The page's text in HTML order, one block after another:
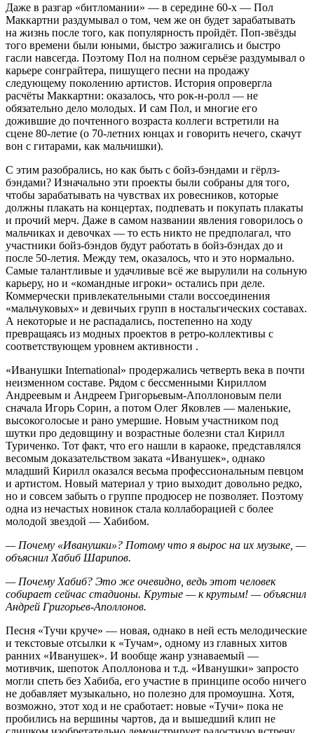
Даже в разгар «битломании» — в середине 60-х — Пол
Маккартни раздумывал о том, чем же он будет зарабатывать
на жизнь после того, как популярность пройдёт. Поп-звёзды
того времени были юными, быстро зажигались и быстро
гасли навсегда. Поэтому Пол на полном серьёзе раздумывал о
карьере сонграйтера, пишущего песни на продажу
следующему поколению артистов. История опровергла
расчёты Маккартни: оказалось, что рок-н-ролл — не
обязательно дело молодых. И сам Пол, и многие его
дожившие до почтенного возраста коллеги встретили на
сцене 80-летие (о 70-летних юнцах и говорить нечего, скачут
вон с гитарами, как мальчишки).
С этим разобрались, но как быть с бойз-бэндами и гёрлз-
бэндами? Изначально эти проекты были собраны для того,
чтобы зарабатывать на чувствах их ровесников, которые
должны плакать на концертах, подпевать и покупать плакаты
и прочий мерч. Даже в самом названии явления говорилось о
мальчиках и девочках — то есть никто не предполагал, что
участники бойз-бэндов будут работать в бойз-бэндах до и
после 50-летия. Между тем, оказалось, что и это нормально.
Самые талантливые и удачливые всё же вырулили на сольную
карьеру, но и «командные игроки» остались при деле.
Коммерчески привлекательными стали воссоединения
«мальчуковых» и девичьих групп в ностальгических составах.
А некоторые и не распадались, постепенно на ходу
превращаясь из модных проектов в ретро-коллективы с
соответствующем уровнем активности .
«Иванушки International» продержались четверть века в почти
неизменном составе. Рядом с бессменными Кириллом
Андреевым и Андреем Григорьевым-Аполлоновым пели
сначала Игорь Сорин, а потом Олег Яковлев — маленькие,
высокоголосые и рано умершие. Новым участником под
шутки про дедовщину и возрастные болезни стал Кирилл
Туриченко. Тот факт, что его нашли в караоке, представлялся
весомым доказательством заката «Иванушек», однако
младший Кирилл оказался весьма профессиональным певцом
и артистом. Новый материал у трио выходит довольно редко,
но и совсем забыть о группе продюсер не позволяет. Поэтому
одна из нечастых новинок стала коллаборацией с более
молодой звездой — Хабибом.
— Почему «Иванушки»? Потому что я вырос на их музыке, —
объяснил Хабиб Шарипов.
— Почему Хабиб? Это же очевидно, ведь этот человек
собирает сейчас стадионы. Крутые — к крутым! — объяснил
Андрей Григорьев-Аполлонов.
Песня «Тучи круче» — новая, однако в ней есть мелодические
и текстовые отсылки к «Тучам», одному из главных хитов
ранних «Иванушек». И вообще жанр узнаваемый —
мотивчик, шепоток Аполлонова и т.д. «Иванушки» запросто
могли спеть без Хабиба, его участие в принципе особо ничего
не добавляет музыкально, но полезно для промоушна. Хотя,
возможно, этот ход и не сработает: новые «Тучи» пока не
пробились на вершины чартов, да и вышедший клип не